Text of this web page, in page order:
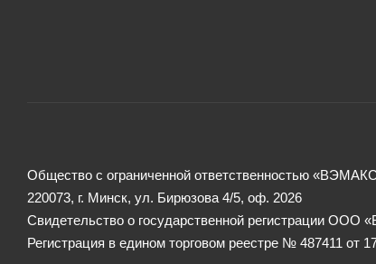
Общество с ограниченной ответственностью
220073, г. Минск, ул. Бирюзова 4/5, оф. 2026
Свидетельство о государственной регистрации
Регистрация в едином торговом реестре № 487411 от